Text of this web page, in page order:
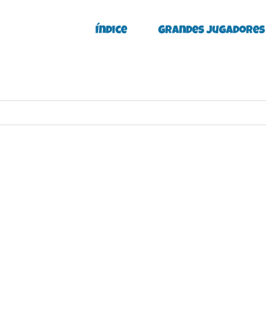
Índice Grandes Jugadores